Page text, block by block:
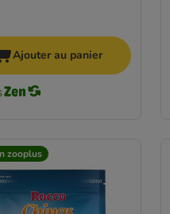
Ajouter au panier
zooplus